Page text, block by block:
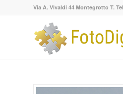
Via A. Vivaldi 44 Montegrotto T.